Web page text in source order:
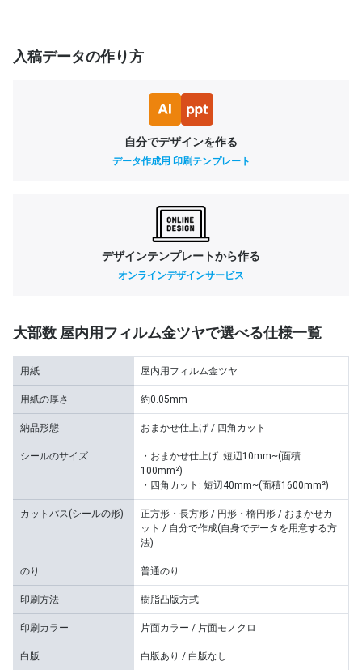
入稿データの作り方
自分でデザインを作る
データ作成用 印刷テンプレート
デザインテンプレートから作る
オンラインデザインサービス
大部数 屋内用フィルム金ツヤで選べる仕様一覧
用紙 屋内用フィルム金ツヤ
用紙の厚さ 約0.05mm
納品形態 おまかせ仕上げ / 四角カット
シールのサイズ
・おまかせ仕上げ: 短辺10mm~(面積
100mm²)
・四角カット: 短辺40mm~(面積1600mm²)
カットパス(シールの形)
正方形・長方形 / 円形・楕円形 / おまかせカ
ット / 自分で作成(自身でデータを用意する方
法)
のり 普通のり
印刷方法 樹脂凸版方式
印刷カラー 片面カラー / 片面モノクロ
白版 白版あり / 白版なし